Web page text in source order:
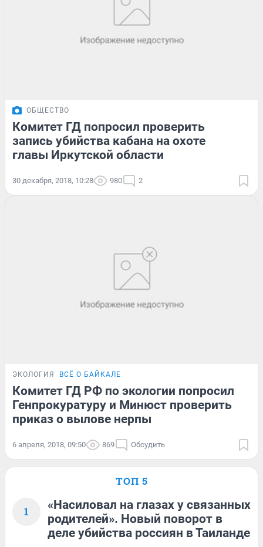
ОБЩЕСТВО
Комитет ГД попросил проверить
запись убийства кабана на охоте
главы Иркутской области
30 декабря, 2018, 10:28 980 2
ЭКОЛОГИЯ ВСЁ О БАЙКАЛЕ
Комитет ГД РФ по экологии попросил
Генпрокуратуру и Минюст проверить
приказ о вылове нерпы
6 апреля, 2018, 09:50 869 Обсудить
ТОП 5
1
«Насиловал на глазах у связанных
родителей». Новый поворот в
деле убийства россиян в Таиланде